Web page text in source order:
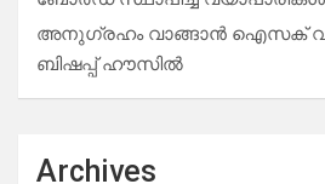
അനുഗ്രഹം വാങ്ങാൻ ഐസക്
ബിഷപ്പ് ഹൗസില്‍
Archives